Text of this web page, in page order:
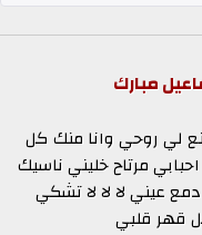
مبارك
لي روحي وانا منك كل
مرتاح خليني ناسيك
عيني لا لا لا تشكي
قهر قلبي